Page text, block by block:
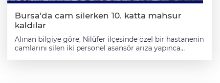
Bursa'da cam silerken 10. katta mahsur
kaldılar
Alınan bilgiye göre, Nilüfer ilçesinde özel bir hastanenin
camlarını silen iki personel asansör arıza yapınca